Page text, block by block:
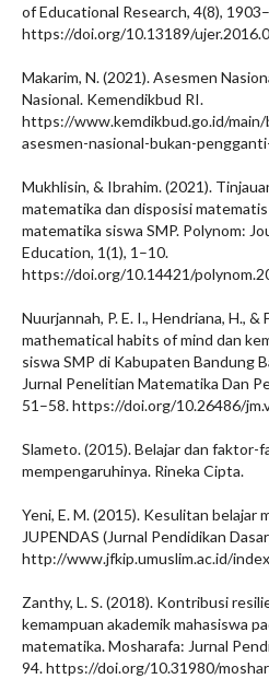
of Educational Research, 4(8),
https://doi.org/10.13189/
Makarim, N. (2021). Asesmen
Nasional. Kemendikbud RI.
https://www.kemdikbud.go.id/
asesmen-nasional-bukan-
Mukhlisin, & Ibrahim. (2021).
matematika dan disposisi
matematika siswa SMP. Polynom:
Education, 1(1), 1–10.
https://doi.org/10.14421/
Nuurjannah, P. E. I., Hendriana, H.,
mathematical habits of mind dan
siswa SMP di Kabupaten Bandung
Jurnal Penelitian Matematika Dan
51–58. https://doi.org/10.26486/
Slameto. (2015). Belajar dan faktor-
mempengaruhinya. Rineka Cipta.
Yeni, E. M. (2015). Kesulitan belajar
JUPENDAS (Jurnal Pendidikan
http://www.jfkip.umuslim.ac.id/
Zanthy, L. S. (2018). Kontribusi
kemampuan akademik mahasiswa
matematika. Mosharafa: Jurnal
94. https://doi.org/10.31980/